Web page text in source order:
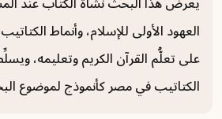
العهود الأولى للإسلام، وأنماط الكتاتيب
على تعلُّم القرآن الكريم وتعليمه،
الكتاتيب في مصر كأنموذج لموضوع